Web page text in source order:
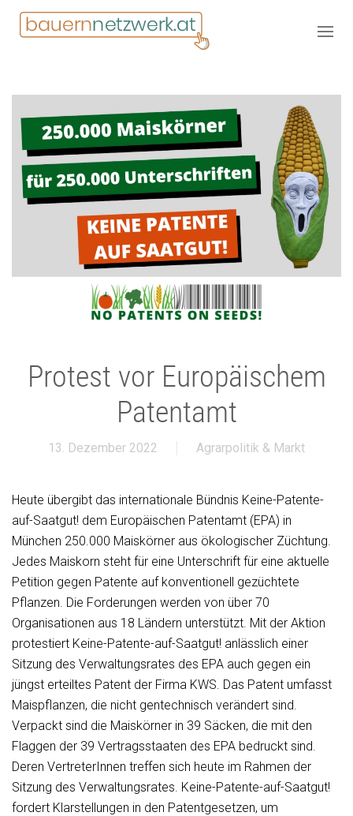
Protest vor Europäischem
Patentamt
13. Dezember 2022 Agrarpolitik & Markt
Heute übergibt das internationale Bündnis Keine-Patente-
auf-Saatgut! dem Europäischen Patentamt (EPA) in
München 250.000 Maiskörner aus ökologischer Züchtung.
Jedes Maiskorn steht für eine Unterschrift für eine aktuelle
Petition gegen Patente auf konventionell gezüchtete
Pflanzen. Die Forderungen werden von über 70
Organisationen aus 18 Ländern unterstützt. Mit der Aktion
protestiert Keine-Patente-auf-Saatgut! anlässlich einer
Sitzung des Verwaltungsrates des EPA auch gegen ein
jüngst erteiltes Patent der Firma KWS. Das Patent umfasst
Maispflanzen, die nicht gentechnisch verändert sind.
Verpackt sind die Maiskörner in 39 Säcken, die mit den
Flaggen der 39 Vertragsstaaten des EPA bedruckt sind.
Deren VertreterInnen treffen sich heute im Rahmen der
Sitzung des Verwaltungsrates. Keine-Patente-auf-Saatgut!
fordert Klarstellungen in den Patentgesetzen, um